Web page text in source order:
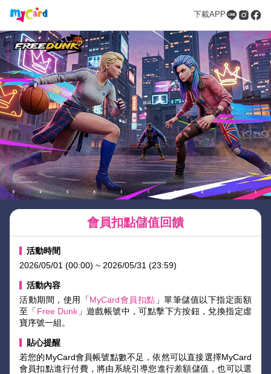
下載APP
會員扣點儲值回饋
活動時間
2026/05/01 (00:00) ~ 2026/05/31 (23:59)
活動內容
活動期間，使用「MyCard會員扣點 」單筆儲值以下指定面額
至「 Free Dunk 」遊戲帳號中，可點擊下方按鈕，兌換指定虛
寶序號一組。
貼心提醒
若您的MyCard會員帳號點數不足，依然可以直接選擇MyCard
會員扣點進行付費，將由系統引導您進行差額儲值，也可以選